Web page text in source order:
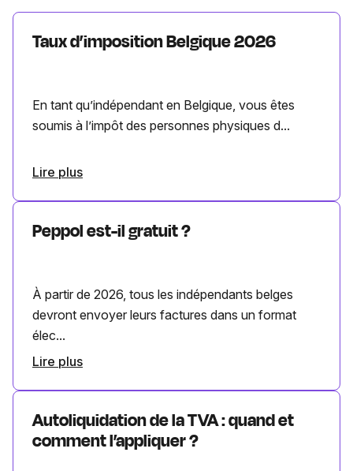
Taux d’imposition Belgique 2026
En tant qu’indépendant en Belgique, vous êtes
soumis à l’impôt des personnes physiques d...
Lire plus
Peppol est-il gratuit ?
À partir de 2026, tous les indépendants belges
devront envoyer leurs factures dans un format
élec...
Lire plus
Autoliquidation de la TVA : quand et
comment l’appliquer ?